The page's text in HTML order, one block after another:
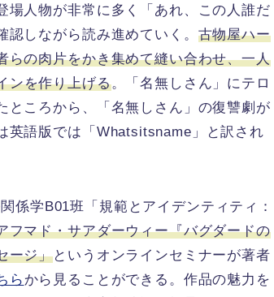
場人物が非常に多く「あれ、この人誰だ
しながら読み進めていく。 古物屋ハー
らの肉片をかき集めて縫い合わせ、一人
ンを作り上げる。「名無しさん」にテロ
ところから、「名無しさん」の復讐劇が
英語版では「Whatsitsname」と訳され
係学B01班「規範とアイデンティティ：
フマド・サアダーウィー『バグダードの
ージ」というオンラインセミナーが著者
ら から見ることができる。作品の魅力を